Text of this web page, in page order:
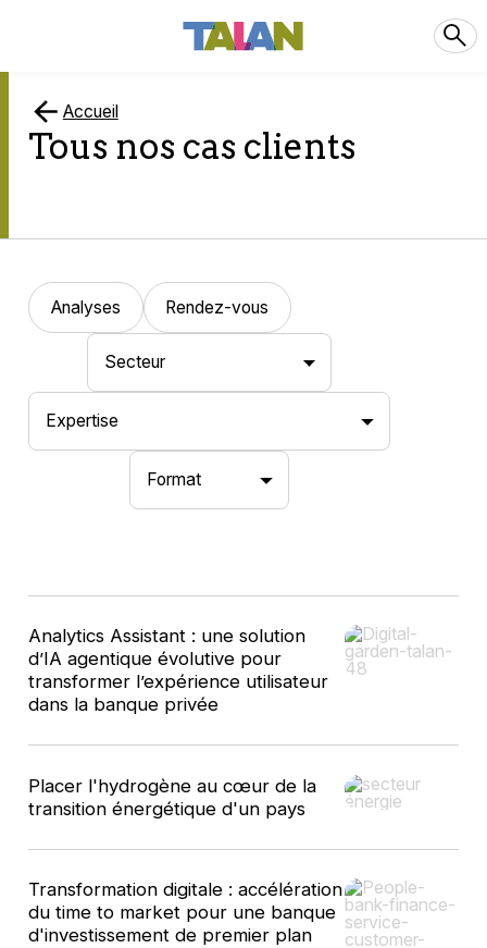
Accueil
Tous nos cas clients
Analyses Rendez-vous
Format
Expertise
Secteur
10
résultats
Analytics Assistant : une solution
d’IA agentique évolutive pour
transformer l’expérience utilisateur
dans la banque privée
Placer l'hydrogène au cœur de la
transition énergétique d'un pays
Transformation digitale : accélération
du time to market pour une banque
d'investissement de premier plan